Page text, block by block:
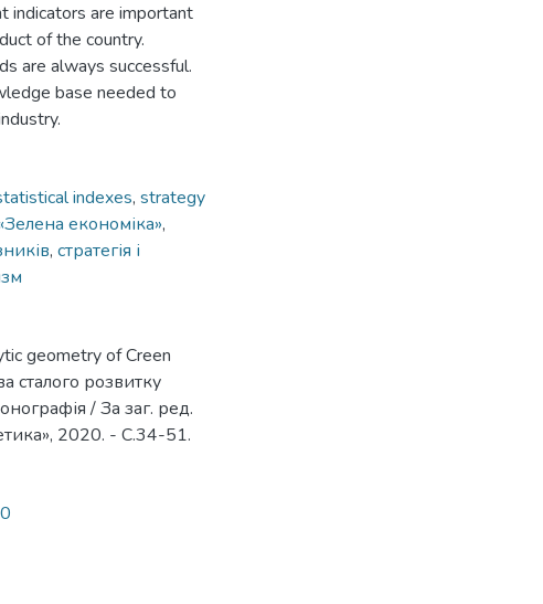
indicators are important
of the country.
are always successful.
base needed to
indexes, strategy
економіка»,
, стратегія і
geometry of Creen
сталого розвитку
/ За заг. ред.
2020. - С.34-51.